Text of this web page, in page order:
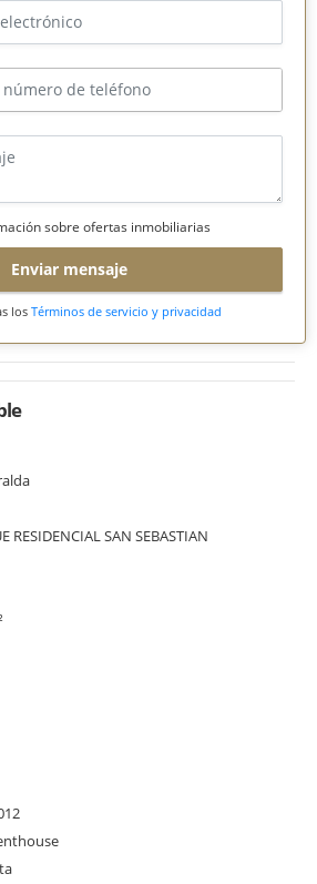
sobre ofertas inmobiliarias
Enviar mensaje
los Términos de servicio y privacidad
RESIDENCIAL SAN SEBASTIAN